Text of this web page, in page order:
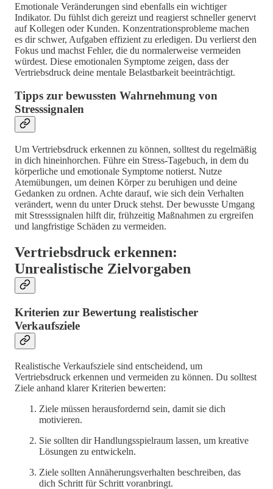
Emotionale Veränderungen sind ebenfalls ein wichtiger
Indikator. Du fühlst dich gereizt und reagierst schneller genervt
auf Kollegen oder Kunden. Konzentrationsprobleme machen
es dir schwer, Aufgaben effizient zu erledigen. Du verlierst den
Fokus und machst Fehler, die du normalerweise vermeiden
würdest. Diese emotionalen Symptome zeigen, dass der
Vertriebsdruck deine mentale Belastbarkeit beeinträchtigt.
Tipps zur bewussten Wahrnehmung von
Stresssignalen
Um Vertriebsdruck erkennen zu können, solltest du regelmäßig
in dich hineinhorchen. Führe ein Stress-Tagebuch, in dem du
körperliche und emotionale Symptome notierst. Nutze
Atemübungen, um deinen Körper zu beruhigen und deine
Gedanken zu ordnen. Achte darauf, wie sich dein Verhalten
verändert, wenn du unter Druck stehst. Der bewusste Umgang
mit Stresssignalen hilft dir, frühzeitig Maßnahmen zu ergreifen
und langfristige Schäden zu vermeiden.
Vertriebsdruck erkennen:
Unrealistische Zielvorgaben
Kriterien zur Bewertung realistischer
Verkaufsziele
Realistische Verkaufsziele sind entscheidend, um
Vertriebsdruck erkennen und vermeiden zu können. Du solltest
Ziele anhand klarer Kriterien bewerten:
Ziele müssen herausfordernd sein, damit sie dich
motivieren.
Sie sollten dir Handlungsspielraum lassen, um kreative
Lösungen zu entwickeln.
Ziele sollten Annäherungsverhalten beschreiben, das
dich Schritt für Schritt voranbringt.